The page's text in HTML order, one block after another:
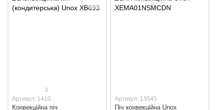
3
Артикул: 1410
Конвекційна піч
Артикул: 13545
Піч конвекційна Unox